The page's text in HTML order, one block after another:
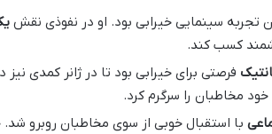
تجربه سینمایی خیرابی بود. او در نفوذی نقش
کسب کند.
فرصتی برای خیرابی بود تا در ژانر کمدی
خود مخاطبان را سرگرم کرد.
با استقبال خوبی از سوی مخاطبان روبرو